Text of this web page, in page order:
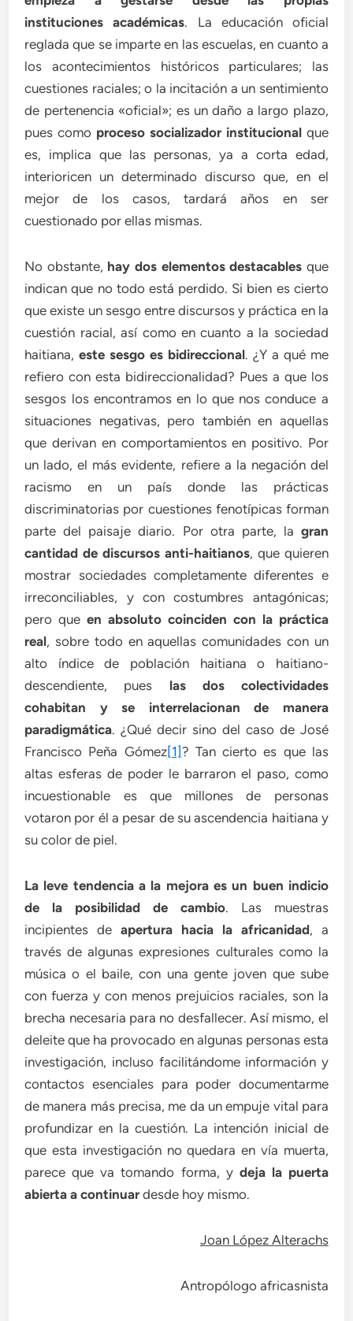
instituciones académicas. La educación oficial
reglada que se imparte en las escuelas, en cuanto a
los acontecimientos históricos particulares; las
cuestiones raciales; o la incitación a un sentimiento
de pertenencia «oficial»; es un daño a largo plazo,
pues como proceso socializador institucionalque
es, implica que las personas, ya a corta edad,
interioricen un determinado discurso que, en el
mejor de los casos, tardará años en ser
cuestionado por ellas mismas.
No obstante, hay dos elementos destacables que
indican que no todo está perdido. Si bien es cierto
que existe un sesgo entre discursos y práctica en la
cuestión racial, así como en cuanto a la sociedad
haitiana,este sesgo es bidireccional. ¿Y a qué me
refiero con esta bidireccionalidad? Pues a que los
sesgos los encontramos en lo que nos conduce a
situaciones negativas, pero también en aquellas
que derivan en comportamientos en positivo. Por
un lado, el más evidente, refiere a la negación del
racismo en un país donde las prácticas
discriminatorias por cuestiones fenotípicas forman
parte del paisaje diario. Por otra parte, la gran
cantidad de discursos anti-haitianos, que quieren
mostrar sociedades completamente diferentes e
irreconciliables, y con costumbres antagónicas;
pero queen absoluto coinciden con la práctica
real, sobre todo en aquellas comunidades con un
alto índice de población haitiana o haitiano-
descendiente, pues las dos colectividades
cohabitan y se interrelacionan de manera
paradigmática. ¿Qué decir sino del caso de José
Francisco Peña Gómez[1]? Tan cierto es que las
altas esferas de poder le barraron el paso, como
incuestionable es que millones de personas
votaron por él a pesar de su ascendencia haitiana y
su color de piel.
La leve tendencia a la mejora es un buen indicio
de la posibilidad de cambio. Las muestras
incipientes deapertura hacia la africanidad, a
través de algunas expresiones culturales como la
música o el baile, con una gente joven que sube
con fuerza y ​​con menos prejuicios raciales, son la
brecha necesaria para no desfallecer. Así mismo, el
deleite que ha provocado en algunas personas esta
investigación, incluso facilitándome información y
contactos esenciales para poder documentarme
de manera más precisa, me da un empuje vital para
profundizar en la cuestión. La intención inicial de
que esta investigación no quedara en vía muerta,
parece que va tomando forma, y ​​ deja la puerta
abierta a continuardesde hoy mismo.
Joan López Alterachs
Antropólogo africasnista